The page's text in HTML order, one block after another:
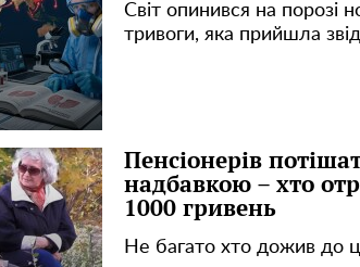
Світ опинився на порозі
тривоги, яка прийшла
Пенсіонерів
надбавкою – хто
1000 гривень
Не багато хто дожив до